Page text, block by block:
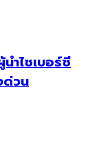
ำไซเบอร์ซี
ด่วน